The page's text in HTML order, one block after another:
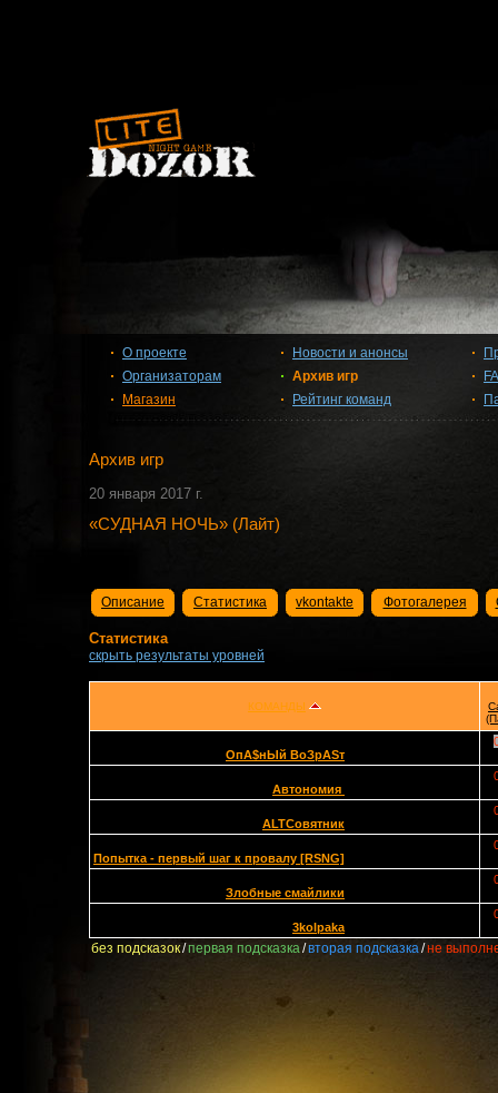
О проекте
Организаторам
Магазин
Новости и анонсы
Архив игр
Рейтинг команд
Архив игр
20 января 2017 г.
«СУДНАЯ НОЧЬ» (Лайт)
Описание Статистика vkontakte Фотогалерея
Статистика
скрыть результаты уровней
КОМАНДЫ
OпА$нЫй ВоЗрАSт
Автономия
ALTСовятник
Попытка - первый шаг к провалу [RSNG]
Злобные смайлики
3kolpaka
без подсказок/первая подсказка/вторая подсказка/не